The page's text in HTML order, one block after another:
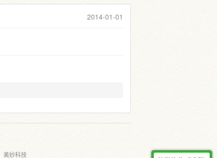
2014-01-01
美妙科技